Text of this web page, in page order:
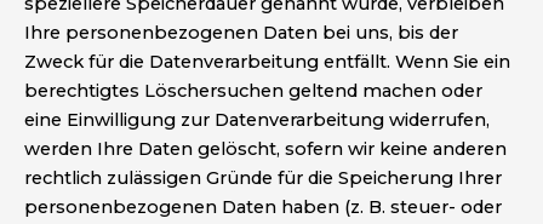
Ihre personenbezogenen Daten bei uns, bis der
Zweck für die Datenverarbeitung entfällt. Wenn Sie ein
berechtigtes Löschersuchen geltend machen oder
eine Einwilligung zur Datenverarbeitung widerrufen,
werden Ihre Daten gelöscht, sofern wir keine anderen
rechtlich zulässigen Gründe für die Speicherung Ihrer
personenbezogenen Daten haben (z. B. steuer- oder